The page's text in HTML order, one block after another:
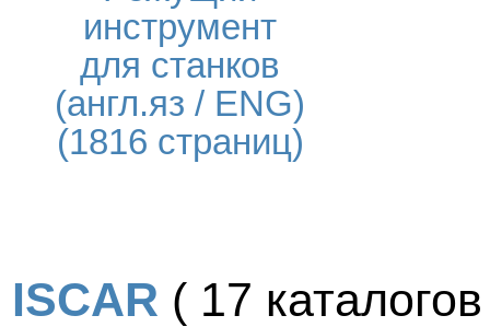
инструмент
для станков
(англ.яз / ENG)
(1816 страниц)
ISCAR ( 17